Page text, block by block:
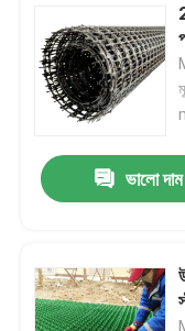
ভালো দাম